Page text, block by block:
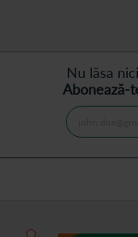
Nu lăsa
Abonează-